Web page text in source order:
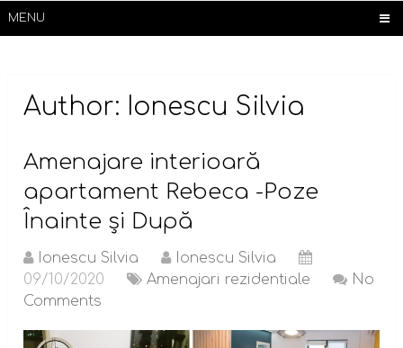
MENU
Author: Ionescu Silvia
Amenajare interioară
apartament Rebeca -Poze
Înainte și După
Ionescu Silvia
Ionescu Silvia
09/10/2020
Amenajari rezidentiale
No
Comments